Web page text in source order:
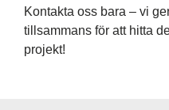
Kontakta oss bara – vi
tillsammans för att hitta
projekt!